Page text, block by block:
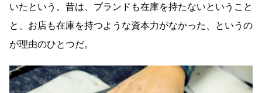
いたという。昔は、ブランドも在庫を持たないということ
と、お店も在庫を持つような資本力がなかった、というの
が理由のひとつだ。